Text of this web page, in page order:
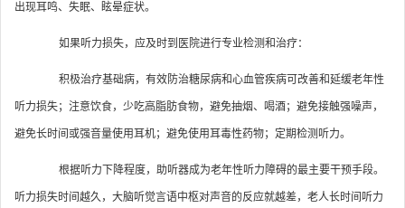
出现耳鸣、失眠、眩晕症状。
如果听力损失，应及时到医院进行专业检测和治疗：
积极治疗基础病，有效防治糖尿病和心血管疾病可改善和延缓老年性
听力损失；注意饮食，少吃高脂肪食物，避免抽烟、喝酒；避免接触强噪声，
避免长时间或强音量使用耳机；避免使用耳毒性药物；定期检测听力。
根据听力下降程度，助听器成为老年性听力障碍的最主要干预手段。
听力损失时间越久，大脑听觉言语中枢对声音的反应就越差，老人长时间听力